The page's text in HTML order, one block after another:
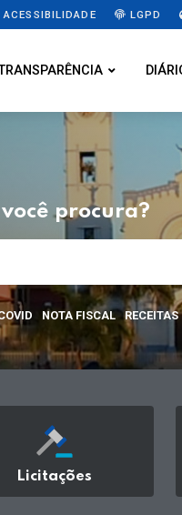
ACESSIBILIDADE LGPD
procura?
NOTA FISCAL RECEITAS
Licitações